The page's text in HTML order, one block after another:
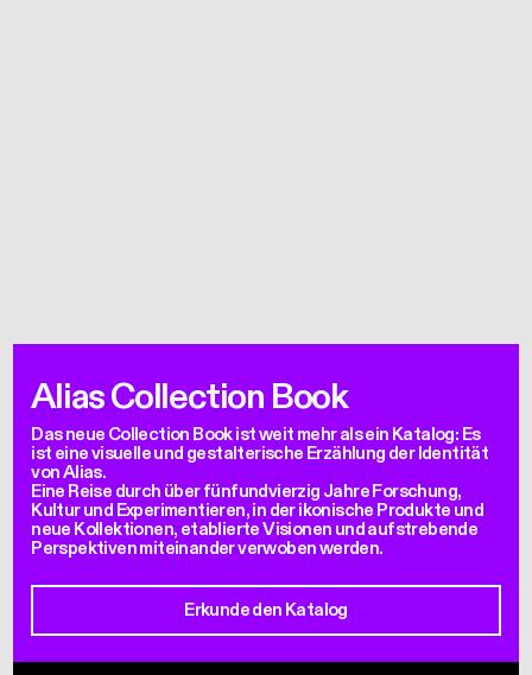
Alias Collection Book
Das neue Collection Book ist weit mehr als ein Katalog: Es
ist eine visuelle und gestalterische Erzählung der Identität
von Alias.
Eine Reise durch über fünfundvierzig Jahre Forschung,
Kultur und Experimentieren, in der ikonische Produkte und
neue Kollektionen, etablierte Visionen und aufstrebende
Perspektiven miteinander verwoben werden.
Erkunde den Katalog